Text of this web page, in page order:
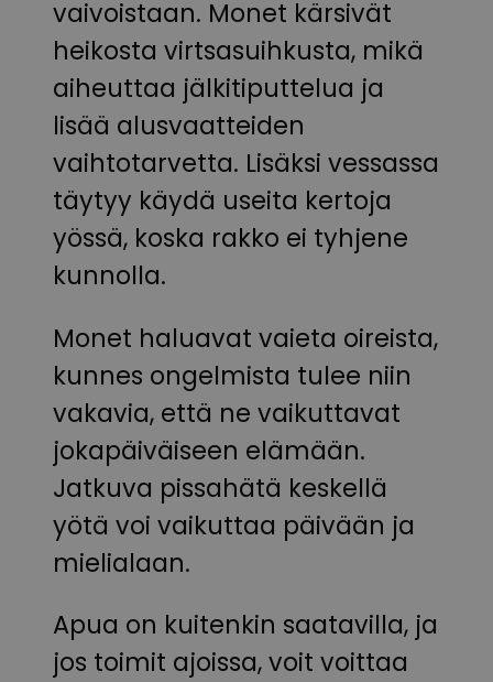
vaivoistaan. Monet kärsivät
heikosta virtsasuihkusta, mikä
aiheuttaa jälkitiputtelua ja
lisää alusvaatteiden
vaihtotarvetta. Lisäksi vessassa
täytyy käydä useita kertoja
yössä, koska rakko ei tyhjene
kunnolla.
Monet haluavat vaieta oireista,
kunnes ongelmista tulee niin
vakavia, että ne vaikuttavat
jokapäiväiseen elämään.
Jatkuva pissahätä keskellä
yötä voi vaikuttaa päivään ja
mielialaan.
Apua on kuitenkin saatavilla, ja
jos toimit ajoissa, voit voittaa